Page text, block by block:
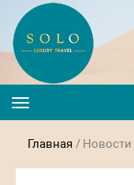
Toggle
navigation
Главная / Новости